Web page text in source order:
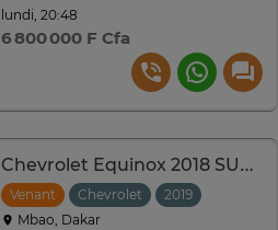
lundi, 20:48
6 800 000 F Cfa
Chevrolet Equinox 2018 SUV argent spacieux
Venant Chevrolet 2019
Mbao, Dakar